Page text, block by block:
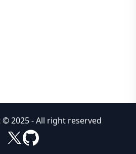
2025 - All right reserved